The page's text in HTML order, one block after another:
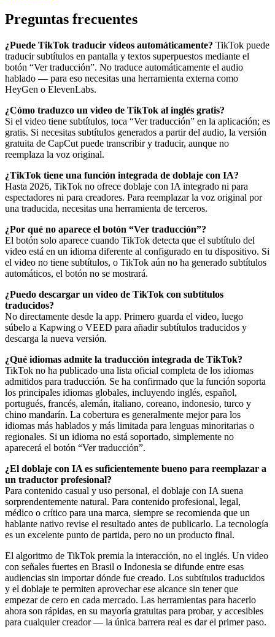
Preguntas frecuentes
¿Puede TikTok traducir videos automáticamente? TikTok puede
traducir subtítulos en pantalla y textos superpuestos mediante el
botón “Ver traducción”. No traduce automáticamente el audio
hablado — para eso necesitas una herramienta externa como
HeyGen o ElevenLabs.
¿Cómo traduzco un video de TikTok al inglés gratis?
Si el video tiene subtítulos, toca “Ver traducción” en la aplicación; es
gratis. Si necesitas subtítulos generados a partir del audio, la versión
gratuita de CapCut puede transcribir y traducir, aunque no
reemplaza la voz original.
¿TikTok tiene una función integrada de doblaje con IA?
Hasta 2026, TikTok no ofrece doblaje con IA integrado ni para
espectadores ni para creadores. Para reemplazar la voz original por
una traducida, necesitas una herramienta de terceros.
¿Por qué no aparece el botón “Ver traducción”?
El botón solo aparece cuando TikTok detecta que el subtítulo del
video está en un idioma diferente al configurado en tu dispositivo. Si
el video no tiene subtítulos, o TikTok aún no ha generado subtítulos
automáticos, el botón no se mostrará.
¿Puedo descargar un video de TikTok con subtítulos
traducidos?
No directamente desde la app. Primero guarda el video, luego
súbelo a Kapwing o VEED para añadir subtítulos traducidos y
descarga la nueva versión.
¿Qué idiomas admite la traducción integrada de TikTok?
TikTok no ha publicado una lista oficial completa de los idiomas
admitidos para traducción. Se ha confirmado que la función soporta
los principales idiomas globales, incluyendo inglés, español,
portugués, francés, alemán, italiano, coreano, indonesio, turco y
chino mandarín. La cobertura es generalmente mejor para los
idiomas más hablados y más limitada para lenguas minoritarias o
regionales. Si un idioma no está soportado, simplemente no
aparecerá el botón “Ver traducción”.
¿El doblaje con IA es suficientemente bueno para reemplazar a
un traductor profesional?
Para contenido casual y uso personal, el doblaje con IA suena
sorprendentemente natural. Para contenido profesional, legal,
médico o crítico para una marca, siempre se recomienda que un
hablante nativo revise el resultado antes de publicarlo. La tecnología
es un excelente punto de partida, pero no un producto final.
El algoritmo de TikTok premia la interacción, no el inglés. Un video
con señales fuertes en Brasil o Indonesia se difunde entre esas
audiencias sin importar dónde fue creado. Los subtítulos traducidos
y el doblaje te permiten aprovechar ese alcance sin tener que
empezar de cero en cada mercado. Las herramientas para hacerlo
ahora son rápidas, en su mayoría gratuitas para probar, y accesibles
para cualquier creador — la única barrera real es dar el primer paso.